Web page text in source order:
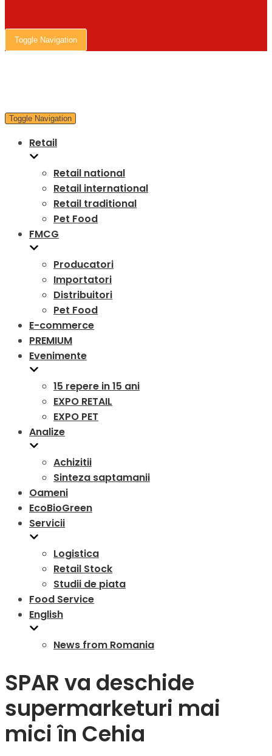
Toggle Navigation
Toggle Navigation
Retail
Retail national
Retail international
Retail traditional
Pet Food
FMCG
Producatori
Importatori
Distribuitori
Pet Food
E-commerce
PREMIUM
Evenimente
15 repere in 15 ani
EXPO RETAIL
EXPO PET
Analize
Achizitii
Sinteza saptamanii
Oameni
EcoBioGreen
Servicii
Logistica
Retail Stock
Studii de piata
Food Service
English
News from Romania
SPAR va deschide
supermarketuri mai
mici în Cehia